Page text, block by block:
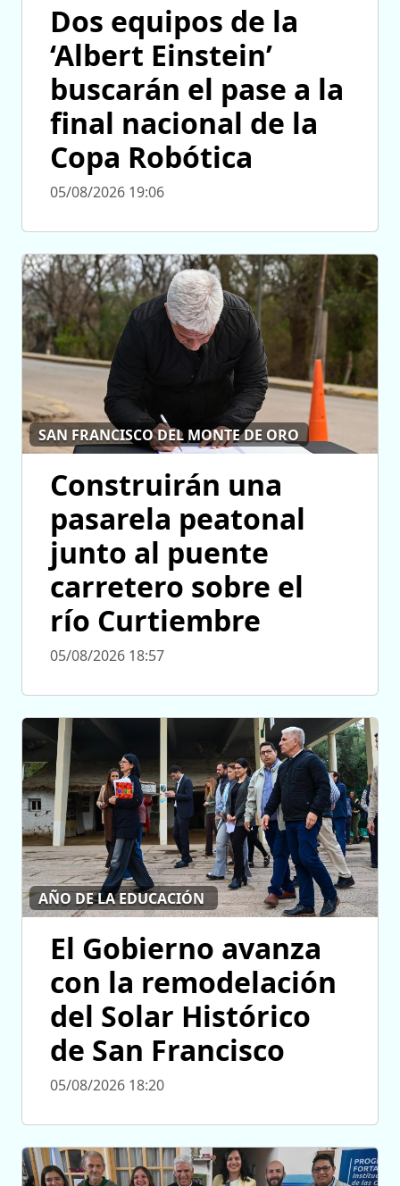
Dos equipos de la
‘Albert Einstein’
buscarán el pase a la
final nacional de la
Copa Robótica
05/08/2026 19:06
SAN FRANCISCO DEL MONTE DE ORO
Construirán una
pasarela peatonal
junto al puente
carretero sobre el
río Curtiembre
05/08/2026 18:57
AÑO DE LA EDUCACIÓN
El Gobierno avanza
con la remodelación
del Solar Histórico
de San Francisco
05/08/2026 18:20